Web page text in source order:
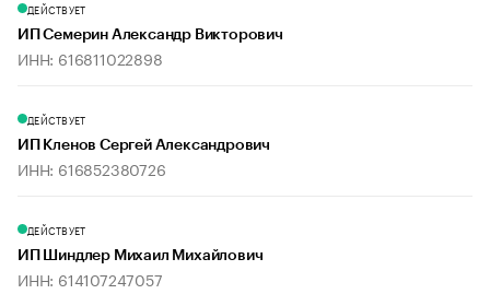
ДЕЙСТВУЕТ
ИП Семерин Александр Викторович
ИНН: 616811022898
ДЕЙСТВУЕТ
ИП Кленов Сергей Александрович
ИНН: 616852380726
ДЕЙСТВУЕТ
ИП Шиндлер Михаил Михайлович
ИНН: 614107247057